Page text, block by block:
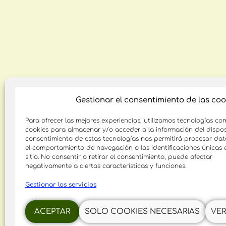
Gestionar el consentimiento de las
Para ofrecer las mejores experiencias, utilizamos tecnologías
cookies para almacenar y/o acceder a la información del
consentimiento de estas tecnologías nos permitirá procesar
el comportamiento de navegación o las identificaciones únicas
sitio. No consentir o retirar el consentimiento, puede afectar
negativamente a ciertas características y funciones.
Gestionar los servicios
ACEPTAR SOLO COOKIES NECESARIAS